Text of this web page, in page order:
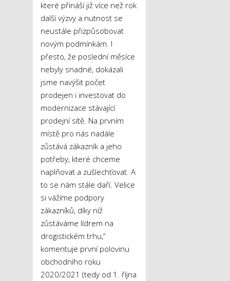
které přináší již více než rok
další výzvy a nutnost se
neustále přizpůsobovat
novým podmínkám. I
přesto, že poslední měsíce
nebyly snadné, dokázali
jsme navýšit počet
prodejen i investovat do
modernizace stávající
prodejní sítě. Na prvním
místě pro nás nadále
zůstává zákazník a jeho
potřeby, které chceme
naplňovat a zušlechťovat. A
to se nám stále daří. Velice
si vážíme podpory
zákazníků, díky níž
zůstáváme lídrem na
drogistickém trhu,“
komentuje první polovinu
obchodního roku
2020/2021 (tedy od 1. října